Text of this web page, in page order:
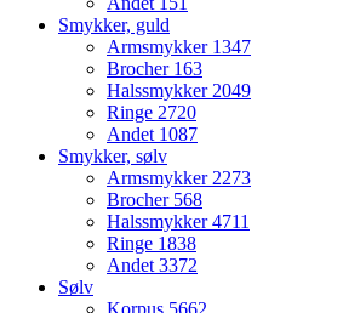
Smykker, guld
Armsmykker 1347
Brocher 163
Halssmykker2049
Ringe 2720
Andet 1087
Smykker, sølv
Armsmykker2273
Brocher 568
Halssmykker4711
Ringe 1838
Andet3372
Sølv